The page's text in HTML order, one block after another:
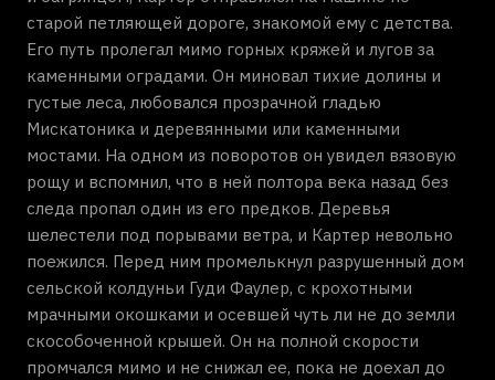
старой петляющей дороге, знакомой ему с детства.
Его путь пролегал мимо горных кряжей и лугов за
каменными оградами. Он миновал тихие долины и
густые леса, любовался прозрачной гладью
Мискатоника и деревянными или каменными
мостами. На одном из поворотов он увидел вязовую
рощу и вспомнил, что в ней полтора века назад без
следа пропал один из его предков. Деревья
шелестели под порывами ветра, и Картер невольно
поежился. Перед ним промелькнул разрушенный дом
сельской колдуньи Гуди Фаулер, с крохотными
мрачными окошками и осевшей чуть ли не до земли
скособоченной крышей. Он на полной скорости
промчался мимо и не снижал ее, пока не доехал до